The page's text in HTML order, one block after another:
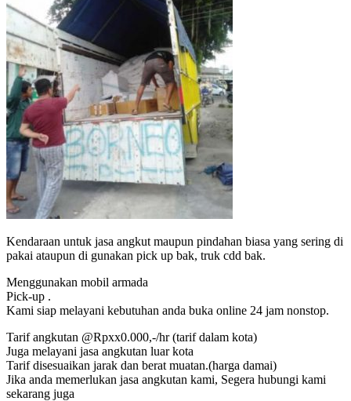
Kendaraan untuk jasa angkut maupun pindahan biasa yang sering di
pakai ataupun di gunakan pick up bak, truk cdd bak.
Menggunakan mobil armada
Pick-up .
Kami siap melayani kebutuhan anda buka online 24 jam nonstop.
Tarif angkutan @Rpxx0.000,-/hr (tarif dalam kota)
Juga melayani jasa angkutan luar kota
Tarif disesuaikan jarak dan berat muatan.(harga damai)
Jika anda memerlukan jasa angkutan kami, Segera hubungi kami
sekarang juga